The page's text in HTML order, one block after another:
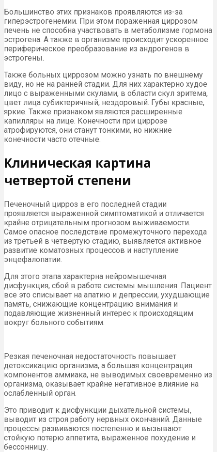
Большинство этих признаков проявляются из-за
гиперэстрогенемии. При этом пораженная циррозом
печень не способна участвовать в метаболизме гормона
эстрогена. А также в организме происходит ускоренное
периферическое преобразование из андрогенов в
эстрогены.
Также больных циррозом можно узнать по внешнему
виду, но не на ранней стадии. Для них характерно худое
лицо с выраженными скулами, в области скул эритема,
цвет лица субиктеричный, нездоровый. Губы красные,
яркие. Также признаком являются расширенные
капилляры на лице. Конечности при циррозе
атрофируются, они станут тонкими, но нижние
конечности часто отечные.
Клиническая картина
четвертой степени
Печеночный цирроз в его последней стадии
проявляется выраженной симптоматикой и отличается
крайне отрицательным прогнозом выживаемости.
Самое опасное последствие промежуточного перехода
из третьей в четвертую стадию, выявляется активное
развитие коматозных процессов и наступление
энцефалопатии.
Для этого этапа характерна нейромышечная
дисфункция, сбой в работе системы мышления. Пациент
все это списывает на апатию и депрессии, ухудшающие
память, снижающие концентрацию внимания и
подавляющие жизненный интерес к происходящим
вокруг больного событиям.
Резкая печеночная недостаточность повышает
детоксикацию организма, а большая концентрация
компонентов аммиака, не выводимых своевременно из
организма, оказывает крайне негативное влияние на
ослабленный орган.
Это приводит к дисфункции дыхательной системы,
выводит из строя работу нервных окончаний. Данные
процессы развиваются постепенно и вызывают
стойкую потерю аппетита, выраженное похудение и
бессонницу.